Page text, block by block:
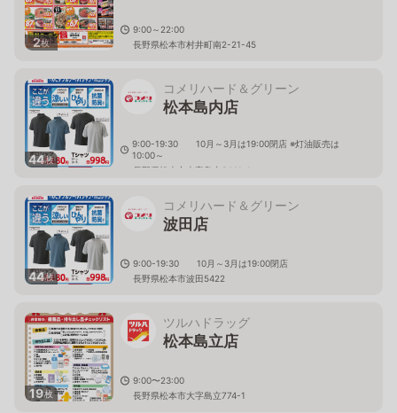
2枚
9:00～22:00
長野県松本市村井町南2-21-45
44枚
コメリハード＆グリーン
松本島内店
9:00-19:30 10月～3月は19:00閉店 ※灯油販売は
10:00～
長野県松本市大字島内3441-1
44枚
コメリハード＆グリーン
波田店
9:00-19:30 10月～3月は19:00閉店
長野県松本市波田5422
19枚
ツルハドラッグ
松本島立店
9:00〜23:00
長野県松本市大字島立774-1